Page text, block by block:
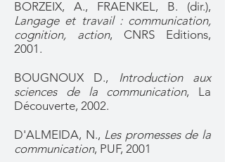
BORZEIX, A., FRAENKEL, B. (dir.),
Langage et travail : communication,
cognition, action, CNRS Editions,
2001.
BOUGNOUX D., Introduction aux
sciences de la communication, La
Découverte, 2002.
D'ALMEIDA, N., Les promesses de la
communication, PUF, 2001